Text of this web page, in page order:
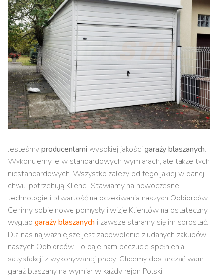
Jesteśmyproducentami wysokiej jakości garaży blaszanych.
Wykonujemy je w standardowych wymiarach, ale także tych
niestandardowych. Wszystko zależy od tego jakiej w danej
chwili potrzebują Klienci. Stawiamy na nowoczesne
technologie i otwartość na oczekiwania naszych Odbiorców.
Cenimy sobie nowe pomysły i wizje Klientów na ostateczny
wygląd garaży blaszanych i zawsze staramy się im sprostać.
Dla nas najważniejsze jest zadowolenie z udanych zakupów
naszych Odbiorców. To daje nam poczucie spełnienia i
satysfakcji z wykonywanej pracy. Chcemy dostarczać wam
garaż blaszany na wymiar w każdy rejon Polski.